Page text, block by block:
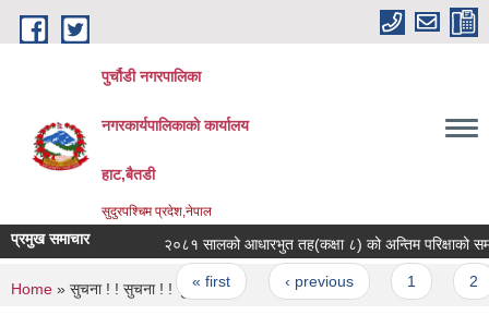
Skip to main content
पुर्चौडी नगरपालिका
नगरकार्यपालिकाकाे कार्यालय
हाट,बैतडी
सुदुरपश्चिम प्रदेश,नेपाल
प्रमुख समाचार २०८१ सालको आधारभुत तह(कक्षा ८) को अन्तिम परिक्षाको समय
Pages
« first ‹ previous
You are here
Home » सुचना ! ! सुचना ! ! सुचना ! ! !